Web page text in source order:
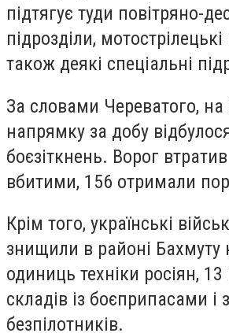
підтягує туди повітряно-
підрозділи,
також деякі спеціальні
За словами Череватого,
напрямку за добу
боєзіткнень. Ворог
вбитими, 156 отримали
Крім того, українські
знищили в районі Бахмуту
одиниць техніки росіян,
складів із боєприпасами і
безпілотників.